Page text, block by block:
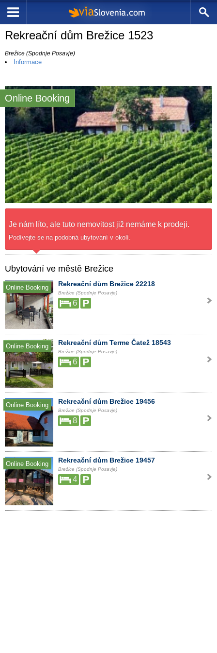
Rekreační dům Brežice 1523
Brežice (Spodnje Posavje)
Informace
Online Booking
Je nám líto, ale tuto nemovitost již nemáme k prodeji.
Podívejte se na podobná ubytování v okolí.
Ubytování ve městě Brežice
Online Booking Rekreační dům Brežice 22218
Brežice (Spodnje Posavje)
6
Online Booking Rekreační dům Terme Čatež 18543
Brežice (Spodnje Posavje)
6
Online Booking Rekreační dům Brežice 19456
Brežice (Spodnje Posavje)
8
Online Booking Rekreační dům Brežice 19457
Brežice (Spodnje Posavje)
4